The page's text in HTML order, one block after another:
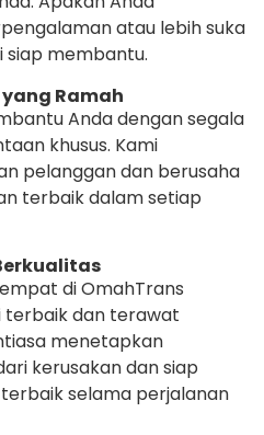
atau lebih suka
siap membantu.
Ramah
Anda dengan segala
khusus. Kami
pelanggan dan berusaha
terbaik dalam setiap
di OmahTrans
terbaik dan terawat
menetapkan
kerusakan dan siap
selama perjalanan